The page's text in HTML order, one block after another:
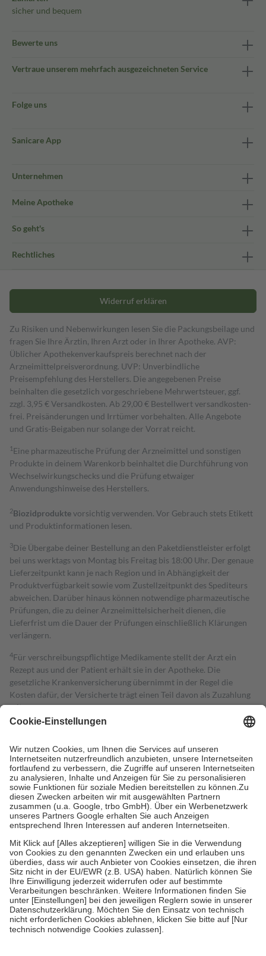
sicher und bequem
Bewerte uns
Vertraue unserem mehrfach ausgezeichneten Service
Folge uns
Sanicare App
Unternehmen
Meine Apotheke
So geht's
Rechtliches
Widerruf erklären
Zu Risiken und Nebenwirkungen lesen Sie die Packungsbeilage und
fragen Sie Ihre Ärztin, Ihren Arzt oder in Ihrer Apotheke. AVP:
Üblicher Apothekenverkaufspreis berechnet nach der
Arzneimittelpreisverordnung. UVP: Unverbindliche
Preisempfehlung des Herstellers. Die angegebenen Preise
beinhalten die gesetzlich vorgeschriebene Mehrwertsteuer, ggf.
zzgl. 3,95 € Versandkosten. Ab 29,00 € Bestell­wert versand­kosten­
frei. Preisänderungen und Irrtümer vorbehalten. Alle Angebote
und Gratis-Beigaben nur solange der Vorrat reicht.
1 Eine pharmazeutische Prüfung der Arzneimittel und sonstigen
Produkte in deinem Warenkorb beinhaltet die Durchführung von
Wechselwirkungschecks und die Prüfung etwaiger
Anwendungshinweise des Herstellers.
2Biozidproduktevorsichtig verwenden. Vor Gebrauch stets Etikett
und Produktinformationen lesen.
3Die Übergabe deiner Bestellung an den Paketdienstleister erfolgt
bei uns werktags von Montag bis Freitag bis 18:00 Uhr. Der genaue
Lieferzeitpunkt kann je nach Region und in Abhängigkeit der
Produktverfügbarkeit sowie vom Zustellzeitpunkt des Spediteurs
abweichen. Darüber hinaus können notwendige pharmazeutische
Prüfungen, die zu deiner Arzneimittelsicherheit dienen, die
Lieferfrist um die Dauer der Prüfungen einschließlich Klärungen
verlängern.
4Für verschreibungspflichtige Medikamente stellt der Arzt ein
Rezept aus und der Patient erhält sie in der Apotheke. Die
gesetzliche Krankenversicherung übernimmt in der Regel die
Kosten dafür, der Versicherte trägt einen Teil davon als Zuzahlung
mit.
Grundsätzlich leisten Mitglieder Zuzahlungen in Höhe von zehn
höchstens zehn Euro.
Es sind jedoch nie mehr als die tatsächlichen
Kosten der Leistung zu entrichten.
Diese Regeln gelten grundsätzlich auch für Online-Apotheken.
Bei Heilmitteln und häuslicher Krankenpflege beträgt die
Zuzahlung zehn Prozent der Kosten sowie zehn Euro je
Verordnung.
Um das Engagement der Versicherten für ihre eigene Gesundheit zu
stärken und die besondere Stellung der Familie zu unterstützen,
fallenkeine Zuzahlungenan bei:
• Kindern und Jugendlichen bis zum vollendeten 18. Lebensjahr
mit Ausnahme der Fahrkosten
• Untersuchungen zur Vorsorge und Früherkennung, die von der
GKV getragen werden
• empfohlenen Schutzimpfungen
• Harn- und Blutteststreifen